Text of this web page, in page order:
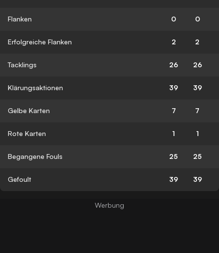
Flanken 0 0
Erfolgreiche Flanken 2 2
Tacklings 26 26
Klärungsaktionen 39 39
Gelbe Karten 7 7
Rote Karten 1 1
Begangene Fouls 25 25
Gefoult 39 39